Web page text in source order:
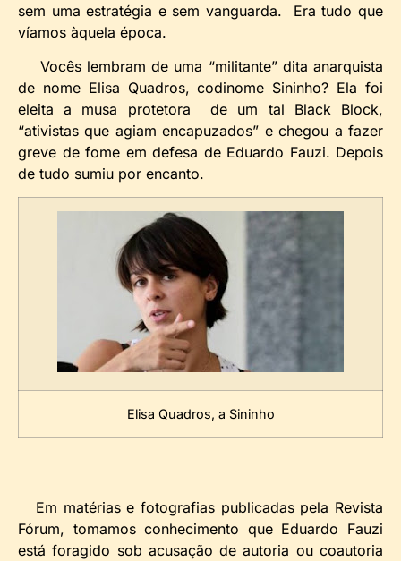
sem uma estratégia e sem vanguarda. Era tudo que
víamos àquela época.
Vocês lembram de uma “militante” dita anarquista
de nome Elisa Quadros, codinome Sininho? Ela foi
eleita a musa protetora de um tal Black Block,
“ativistas que agiam encapuzados” e chegou a fazer
greve de fome em defesa de Eduardo Fauzi. Depois
de tudo sumiu por encanto.
Elisa Quadros, a Sininho
Em matérias e fotografias publicadas pela Revista
Fórum, tomamos conhecimento que Eduardo Fauzi
está foragido sob acusação de autoria ou coautoria